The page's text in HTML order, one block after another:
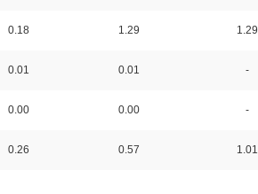
0.18 1.29 1.29
0.01 0.01 -
0.00 0.00 -
0.26 0.57 1.01